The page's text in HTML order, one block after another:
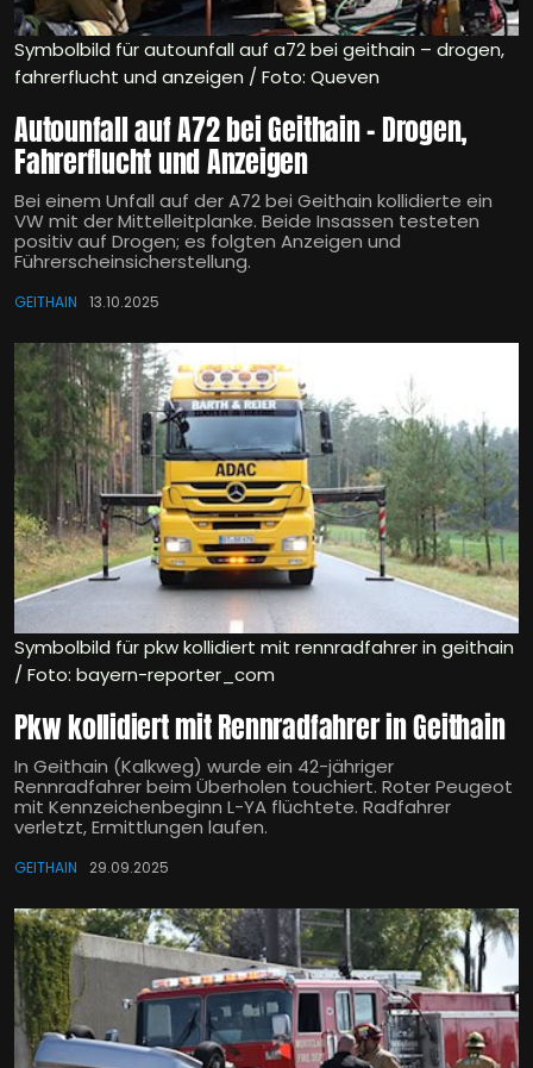
Symbolbild für autounfall auf a72 bei geithain – drogen,
fahrerflucht und anzeigen / Foto: Queven
Autounfall auf A72 bei Geithain – Drogen,
Fahrerflucht und Anzeigen
Bei einem Unfall auf der A72 bei Geithain kollidierte ein
VW mit der Mittelleitplanke. Beide Insassen testeten
positiv auf Drogen; es folgten Anzeigen und
Führerschein­sicherstellung.
GEITHAIN 13.10.2025
Symbolbild für pkw kollidiert mit rennradfahrer in geithain
/ Foto: bayern-reporter_com
Pkw kollidiert mit Rennradfahrer in Geithain
In Geithain (Kalkweg) wurde ein 42-jähriger
Rennradfahrer beim Überholen touchiert. Roter Peugeot
mit Kennzeichenbeginn L-YA flüchtete. Radfahrer
verletzt, Ermittlungen laufen.
GEITHAIN 29.09.2025